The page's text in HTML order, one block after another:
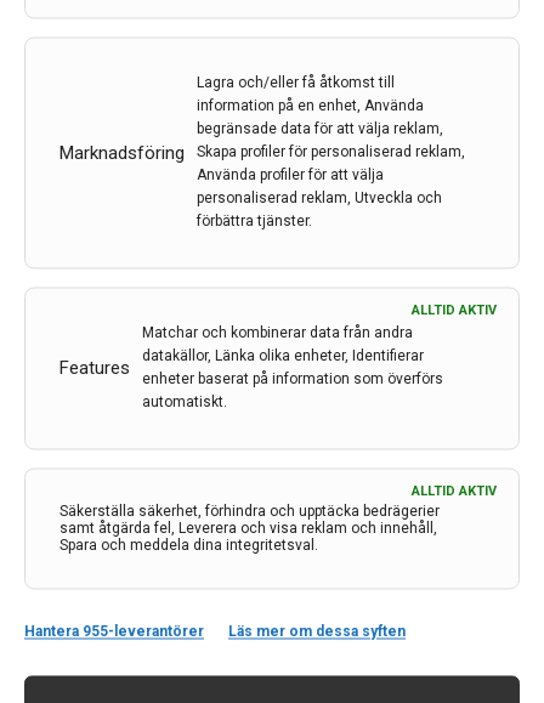
Marknadsföring
Lagra och/eller få åtkomst till
information på en enhet, Använda
begränsade data för att välja reklam,
Skapa profiler för personaliserad reklam,
Använda profiler för att välja
personaliserad reklam, Utveckla och
förbättra tjänster.
Features
ALLTID AKTIV
Matchar och kombinerar data från andra
datakällor, Länka olika enheter, Identifierar
enheter baserat på information som överförs
automatiskt.
Säkerställa säkerhet, förhindra och upptäcka bedrägerier
samt åtgärda fel, Leverera och visa reklam och innehåll,
Spara och meddela dina integritetsval.
ALLTID AKTIV
Hantera 955-leverantörer Läs mer om dessa syften
Neurologidagarna 2021 – Virtuellt
möte 19–21 maj
Kongressreferat,Neurologidagarna 2021
Ghaderi Berntsson
Neurologidagarna 2021, Sveriges viktigaste årliga möte
var det Vårmötet, de senaste åren Neurologiveckan
och i år ”Neurologidagar” i ljuset av pandemin. Shala
Ghaderi Berntsson, docent vid Institutionen för
sammanfattning från detta virtuella möte.
LÄS MER...